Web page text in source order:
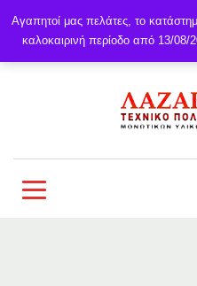
Αγαπητοί μας πελάτες, το
καλοκαιρινή περίοδο από 13/08/